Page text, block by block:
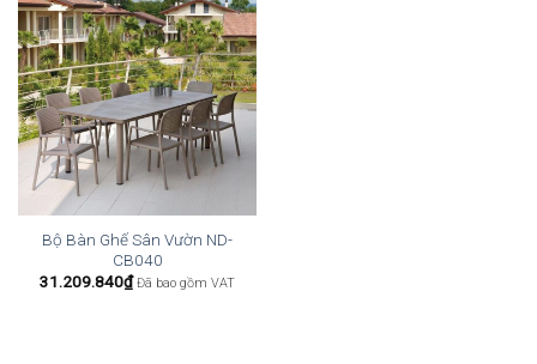
Bộ Bàn Ghế Sân Vườn ND-
CB040
31.209.840₫ Đã bao gồm VAT